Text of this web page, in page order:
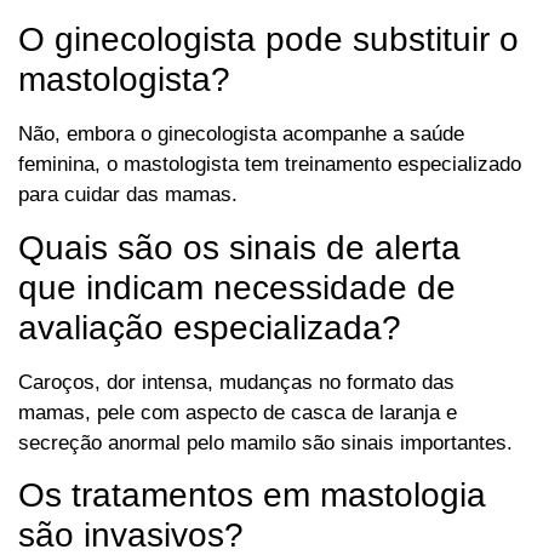
O ginecologista pode substituir o
mastologista?
Não, embora o ginecologista acompanhe a saúde
feminina, o mastologista tem treinamento especializado
para cuidar das mamas.
Quais são os sinais de alerta
que indicam necessidade de
avaliação especializada?
Caroços, dor intensa, mudanças no formato das
mamas, pele com aspecto de casca de laranja e
secreção anormal pelo mamilo são sinais importantes.
Os tratamentos em mastologia
são invasivos?